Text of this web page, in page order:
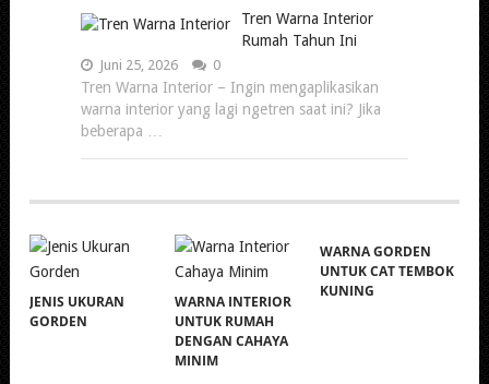
Tren Warna Interior
Rumah Tahun Ini
Juni 25, 2026 0
Tren Warna Interior – Ingin mengaplikasikan
warna interior yang lagi ngetren saat ini? Jika
beberapa …
JENIS UKURAN
GORDEN
WARNA INTERIOR
UNTUK RUMAH
DENGAN CAHAYA
MINIM
WARNA GORDEN
UNTUK CAT TEMBOK
KUNING